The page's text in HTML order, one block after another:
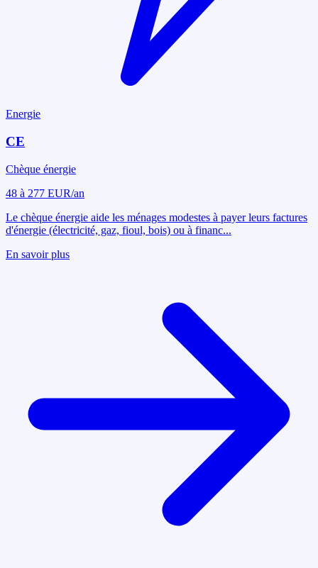
Energie
CE
Chèque énergie
48 à 277 EUR/an
Le chèque énergie aide les ménages modestes à payer leurs factures
d'énergie (électricité, gaz, fioul, bois) ou à financ...
En savoir plus